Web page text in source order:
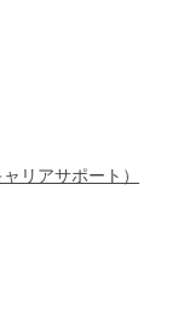
リアサポート）